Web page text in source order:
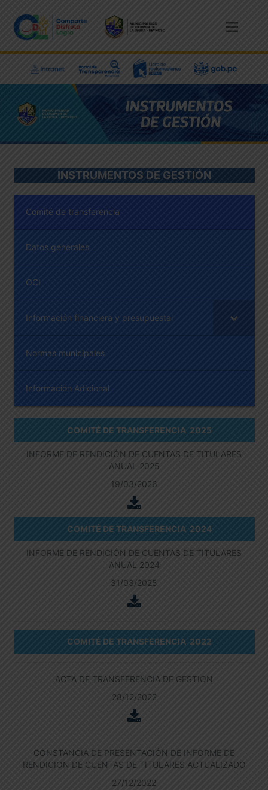
INSTRUMENTOS DE GESTIÓN
Comité de transferencia
Datos generales
OCI
Información financiera y presupuestal
Normas municipales
Información Adicional
COMITÉ DE TRANSFERENCIA 2025
INFORME DE RENDICIÓN DE CUENTAS DE TITULARES
ANUAL 2025
19/03/2026
COMITÉ DE TRANSFERENCIA 2024
INFORME DE RENDICIÓN DE CUENTAS DE TITULARES
ANUAL 2024
31/03/2025
COMITÉ DE TRANSFERENCIA 2022
ACTA DE TRANSFERENCIA DE GESTION
28/12/2022
CONSTANCIA DE PRESENTACIÓN DE INFORME DE
RENDICION DE CUENTAS DE TITULARES ACTUALIZADO
27/12/2022